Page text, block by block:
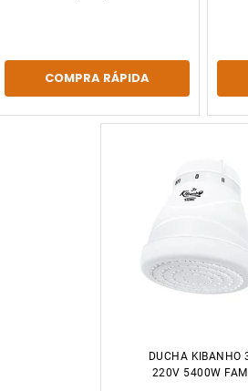
COMPRA RÁPIDA
DUCHA KIBANHO
220V 5400W